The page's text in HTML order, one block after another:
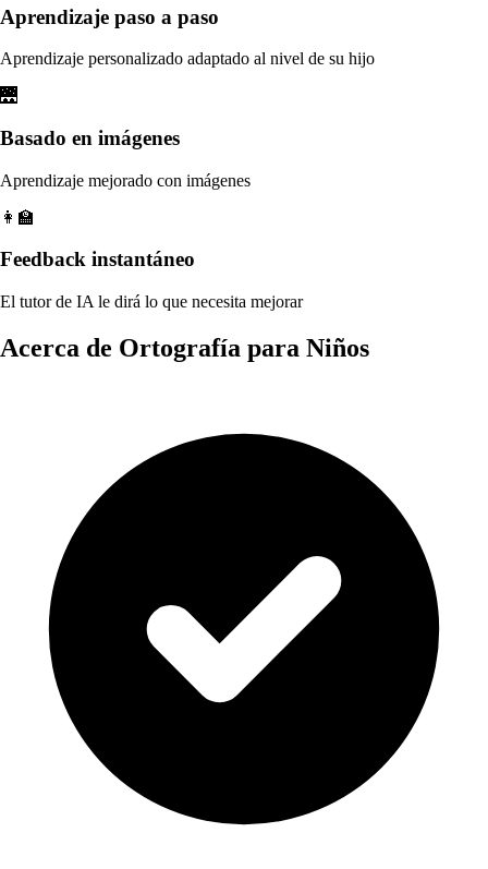
Aprendizaje paso a paso
Aprendizaje personalizado adaptado al nivel de su hijo
🌉
Basado en imágenes
Aprendizaje mejorado con imágenes
👩‍🏫
Feedback instantáneo
El tutor de IA le dirá lo que necesita mejorar
Acerca de Ortografía para Niños